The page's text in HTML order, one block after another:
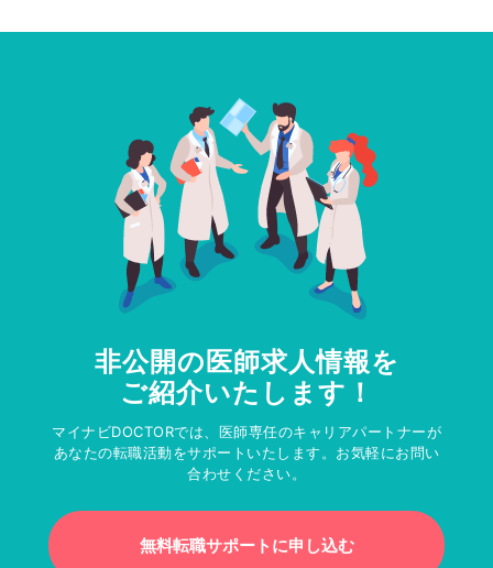
非公開の医師求人情報を
ご紹介いたします！
マイナビDOCTORでは、医師専任のキャリアパートナーが
あなたの転職活動をサポートいたします。お気軽にお問い
合わせください。
無料転職サポートに申し込む